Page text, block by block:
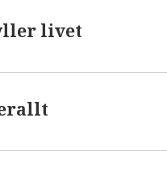
livet